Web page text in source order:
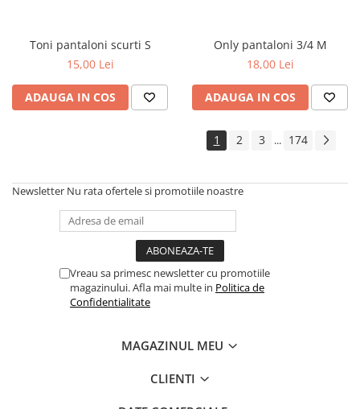
Toni pantaloni scurti S
15,00 Lei
ADAUGA IN COS
Only pantaloni 3/4 M
18,00 Lei
ADAUGA IN COS
1 2 3 ... 174
Newsletter Nu rata ofertele si promotiile noastre
Vreau sa primesc newsletter cu promotiile
magazinului. Afla mai multe in Politica de
Confidentialitate
MAGAZINUL MEU
CLIENTI